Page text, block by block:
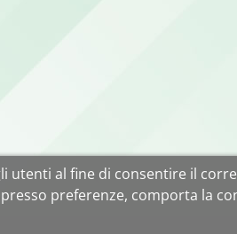
utenti al fine di consentire il
preferenze, comporta la